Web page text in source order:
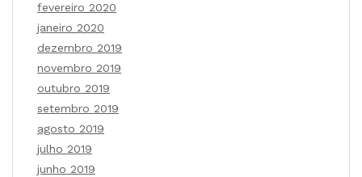
fevereiro 2020
janeiro 2020
dezembro 2019
novembro 2019
outubro 2019
setembro 2019
agosto 2019
julho 2019
junho 2019